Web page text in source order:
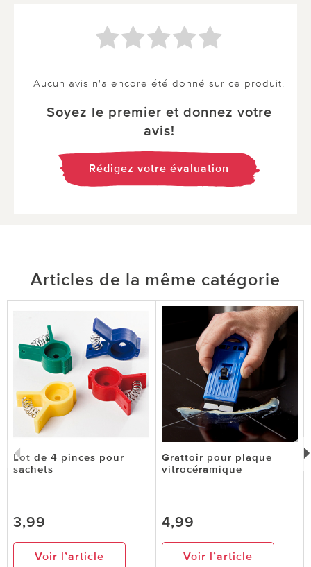
Aucun avis n'a encore été donné sur ce produit.
Soyez le premier et donnez votre
avis!
Rédigez votre évaluation
Articles de la même catégorie
Lot de 4 pinces pour
sachets
3,99
Voir l’article
Grattoir pour plaque
vitrocéramique
4,99
Voir l’article